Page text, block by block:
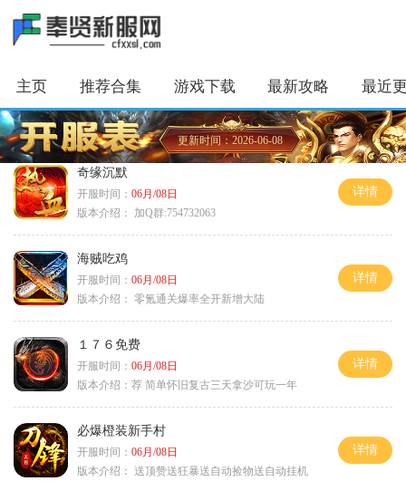
主页 推荐合集 游戏下载 最新攻略 最近
更新时间：2026-06-08
奇缘沉默
开服时间： 06月/08日
版本介绍：
加Q群:754732063
详情
海贼吃鸡
开服时间： 06月/08日
版本介绍： 零氪通关爆率全开新增大陆
详情
１７６免费
开服时间： 06月/08日
版本介绍： 荐 简单怀旧复古三天拿沙可玩一年
详情
必爆橙装新手村
开服时间： 06月/08日
版本介绍： 送顶赞送狂暴送自动捡物送自动挂机
详情